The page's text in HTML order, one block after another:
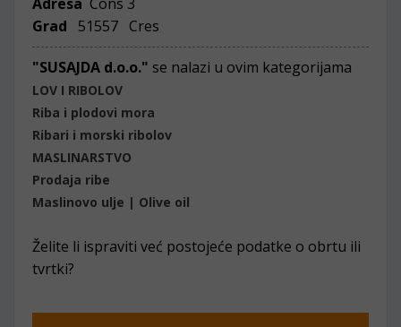
Grad
51557 Cres
"SUSAJDA d.o.o." se nalazi u ovim kategorijama
LOV I RIBOLOV
Riba i plodovi mora
Ribari i morski ribolov
MASLINARSTVO
Prodaja ribe
Maslinovo ulje | Olive oil
Želite li ispraviti već postojeće podatke o obrtu ili
tvrtki?